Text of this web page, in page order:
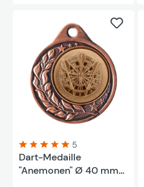
Durchschnittliche
5
Dart-Medaille
"Anemonen" Ø 40 mm